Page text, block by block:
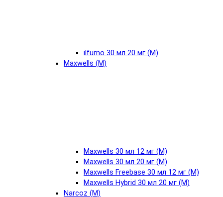
ilfumo 30 мл 20 мг (М)
Maxwells (М)
Maxwells 30 мл 12 мг (М)
Maxwells 30 мл 20 мг (М)
Maxwells Freebase 30 мл 12 мг (М)
Maxwells Hybrid 30 мл 20 мг (М)
Narcoz (М)